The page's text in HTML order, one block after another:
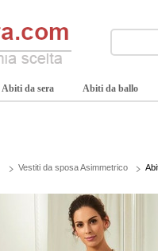
Abiti da sera Abiti da ballo
Vestiti da sposa Asimmetrico